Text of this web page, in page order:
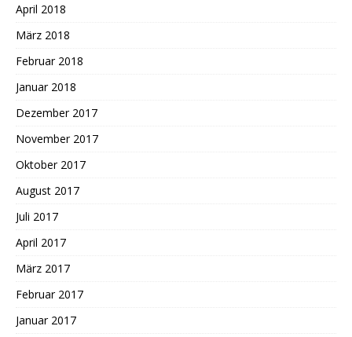
April 2018
März 2018
Februar 2018
Januar 2018
Dezember 2017
November 2017
Oktober 2017
August 2017
Juli 2017
April 2017
März 2017
Februar 2017
Januar 2017